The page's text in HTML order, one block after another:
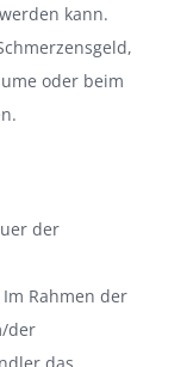
kann.
oder beim
der
Rahmen der
der
das